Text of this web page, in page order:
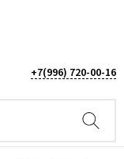
+7(996) 720-00-16